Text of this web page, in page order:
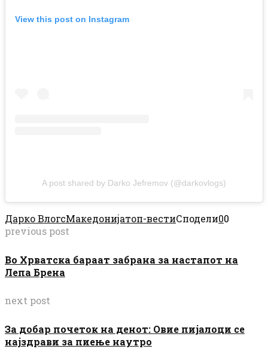
View this post on Instagram
A post shared by Darko Jefremov (@darkovlogs)
Дарко ВлогсМакедонијатоп-вестиСподели00
previous post
Во Хрватска бараат забрана за настапот на
Лепа Брена
next post
За добар почеток на денот: Овие пијалоци се
најздрави за пиење наутро